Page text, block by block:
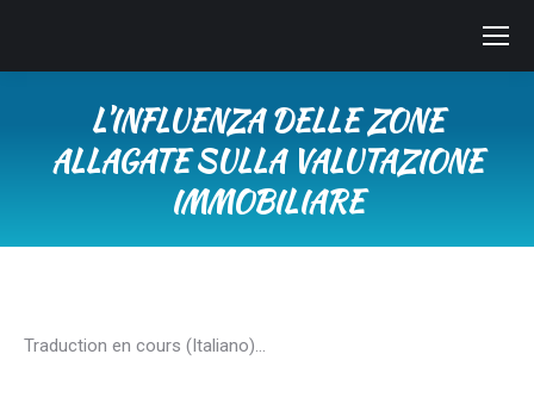
L’INFLUENZA DELLE ZONE
ALLAGATE SULLA VALUTAZIONE
IMMOBILIARE
Traduction en cours (Italiano)…